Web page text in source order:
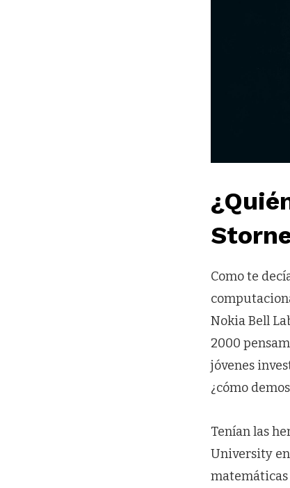
Como te
Nokia Bell
2000
jóvenes
¿cómo
Tenían las
University
matemáticas